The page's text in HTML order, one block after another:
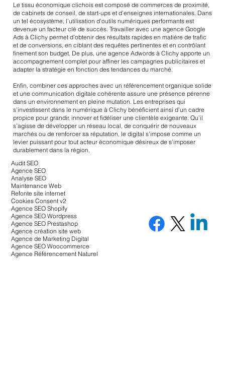
Le tissu économique clichois est composé de commerces de proximité,
de cabinets de conseil, de start-ups et d’enseignes internationales. Dans
un tel écosystème, l’utilisation d’outils numériques performants est
devenue un facteur clé de succès. Travailler avec une agence Google
Ads à Clichy permet d’obtenir des résultats rapides en matière de trafic
et de conversions, en ciblant des requêtes pertinentes et en contrôlant
finement son budget. De plus, une agence Adwords à Clichy apporte un
accompagnement complet pour affiner les campagnes publicitaires et
adapter la stratégie en fonction des tendances du marché.
Enfin, combiner ces approches avec un référencement organique solide
et une communication digitale cohérente assure une présence pérenne
dans un environnement en pleine mutation. Les entreprises qui
s’investissent dans le numérique à Clichy bénéficient ainsi d’un cadre
propice pour grandir, innover et fidéliser une clientèle exigeante. Qu’il
s’agisse de développer un réseau local, de conquérir de nouveaux
marchés ou de renforcer sa réputation, le digital s’impose comme un
levier puissant pour tout acteur économique désireux de s’imposer
durablement dans la région.
Audit SEO
Agence SEO
Analyse SEO
Maintenance Web
Refonte site internet
Cookies Consent v2
Agence SEO Shopify
Agence SEO Wordpress
Agence SEO Prestashop
Agence création site web
Agence de Marketing Digital
Agence SEO Woocommerce
Agence Référencement Naturel